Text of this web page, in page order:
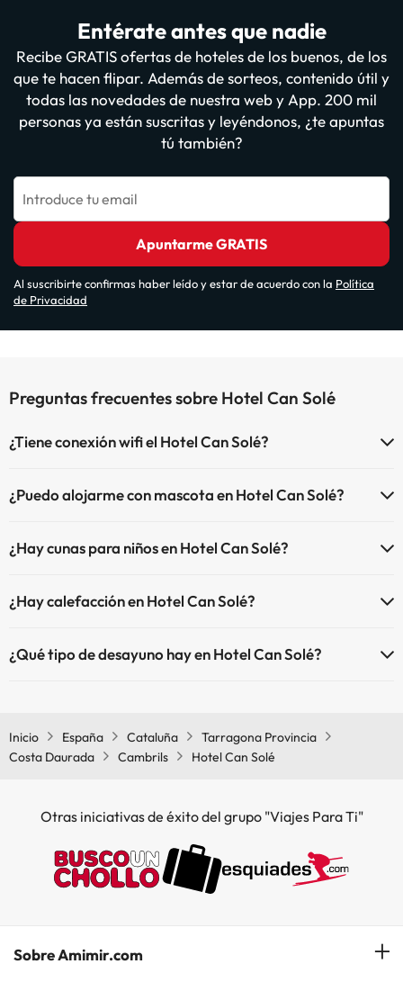
Entérate antes que nadie
Recibe GRATIS ofertas de hoteles de los buenos, de los
que te hacen flipar. Además de sorteos, contenido útil y
todas las novedades de nuestra web y App. 200 mil
personas ya están suscritas y leyéndonos, ¿te apuntas
tú también?
Introduce tu email
Apuntarme GRATIS
Al suscribirte confirmas haber leído y estar de acuerdo con la Política
de Privacidad
Preguntas frecuentes sobre Hotel Can Solé
¿Tiene conexión wifi el Hotel Can Solé?
¿Puedo alojarme con mascota en Hotel Can Solé?
directo en hotel). Consulta las condiciones.
¿Hay cunas para niños en Hotel Can Solé?
(solicítalo antes de iniciar tu viaje).
¿Hay calefacción en Hotel Can Solé?
¿Qué tipo de desayuno hay en Hotel Can Solé?
Inicio
España Cataluña
Tarragona Provincia
Costa Daurada
Cambrils Hotel Can Solé
Otras iniciativas de éxito del grupo "Viajes Para Ti"
Sobre Amimir.com